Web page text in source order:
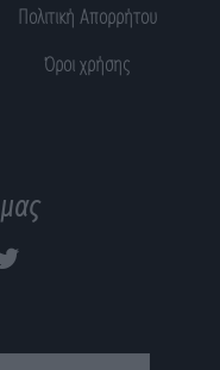
Πολιτική Απορρήτου
Όροι χρήσης